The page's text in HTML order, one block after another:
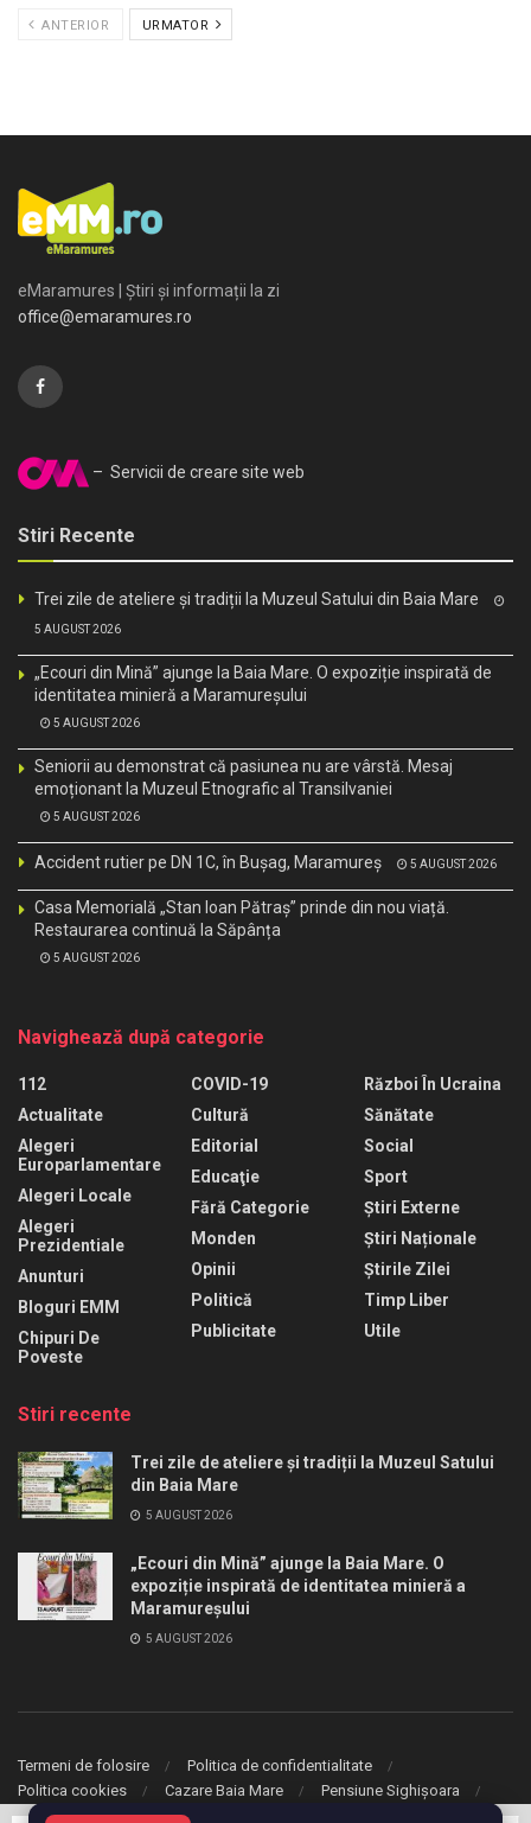
ANTERIOR URMATOR
eMaramures | Știri și informații la zi
office@emaramures.ro
– Servicii de creare site web
Stiri Recente
Trei zile de ateliere și tradiții la Muzeul Satului din Baia Mare
5 AUGUST 2026
„Ecouri din Mină” ajunge la Baia Mare. O expoziție inspirată de
identitatea minieră a Maramureșului
5 AUGUST 2026
Seniorii au demonstrat că pasiunea nu are vârstă. Mesaj
emoționant la Muzeul Etnografic al Transilvaniei
5 AUGUST 2026
Accident rutier pe DN 1C, în Bușag, Maramureș 5 AUGUST 2026
Casa Memorială „Stan Ioan Pătraș” prinde din nou viață.
Restaurarea continuă la Săpânța
5 AUGUST 2026
Navighează după categorie
112
Actualitate
Alegeri
Europarlamentare
Alegeri Locale
Alegeri
Prezidentiale
Anunturi
Bloguri EMM
Chipuri De
Poveste
COVID-19
Cultură
Editorial
Educaţie
Fără Categorie
Monden
Opinii
Politică
Publicitate
Război În Ucraina
Sănătate
Social
Sport
Știri Externe
Știri Naționale
Știrile Zilei
Timp Liber
Utile
Stiri recente
Trei zile de ateliere și tradiții la Muzeul Satului
din Baia Mare
5 AUGUST 2026
„Ecouri din Mină” ajunge la Baia Mare. O
expoziție inspirată de identitatea minieră a
Maramureșului
5 AUGUST 2026
Termeni de folosire
Politica de confidentialitate
Politica cookies
Cazare Baia Mare Pensiune Sighișoara